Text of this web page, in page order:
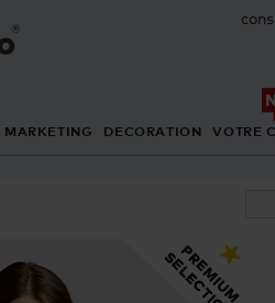
MARKETING DECORATION VOTRE